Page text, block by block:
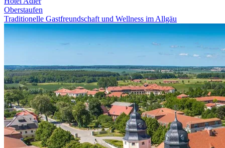
Oberstaufen
Traditionelle Gastfreundschaft und Wellness im Allgäu